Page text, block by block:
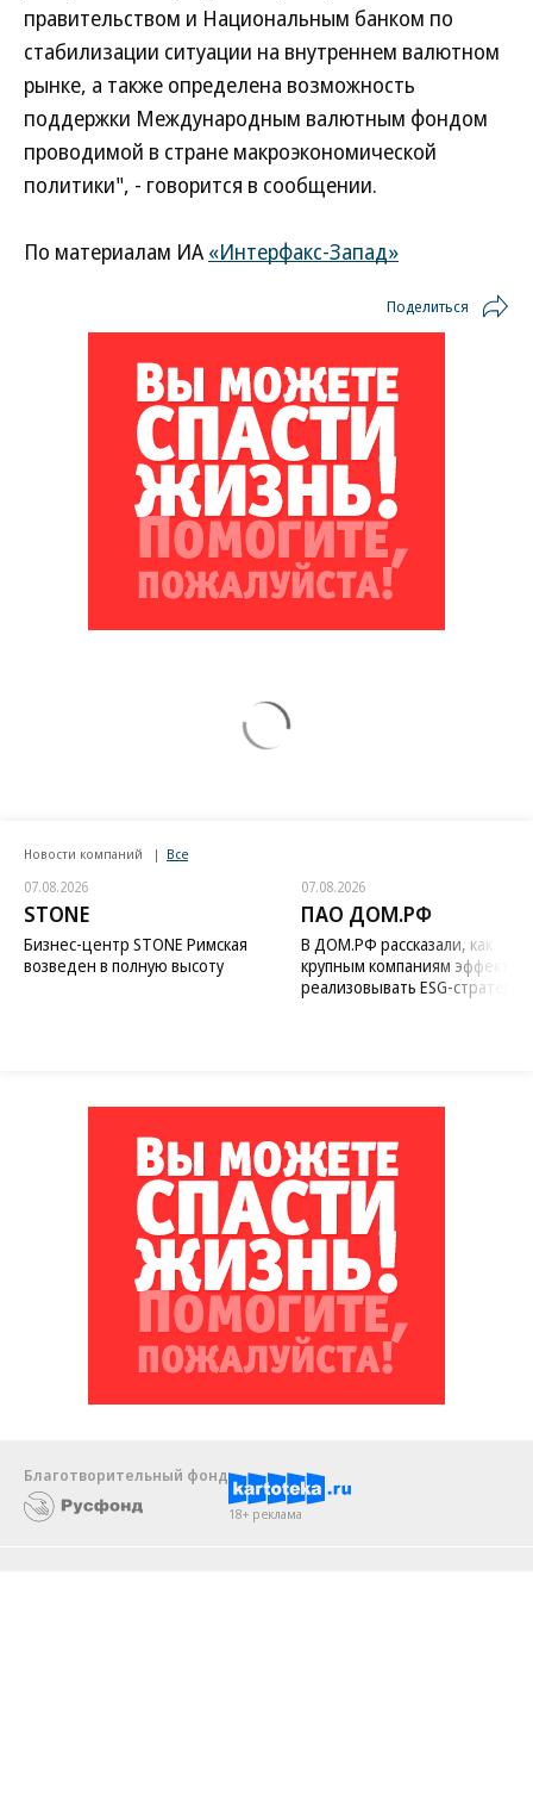
правительством и Национальным банком по
стабилизации ситуации на внутреннем валютном
рынке, а также определена возможность
поддержки Международным валютным фондом
проводимой в стране макроэкономической
политики", - говорится в сообщении.
По материалам ИА «Интерфакс-Запад»
Поделиться
Новости компаний Все
07.08.2026
STONE
Бизнес-центр STONE Римская
возведен в полную высоту
07.08.2026
ПАО ДОМ.РФ
В ДОМ.РФ рассказали, как
крупным компаниям
реализовывать ESG-стратегию
Благотворительный фонд
18+ реклама